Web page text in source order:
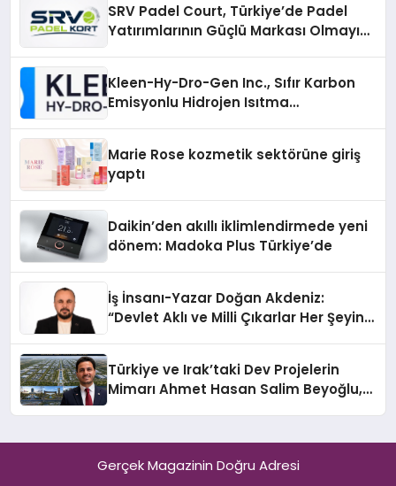
SRV Padel Court, Türkiye’de Padel
Yatırımlarının Güçlü Markası Olmayı
Kleen-Hy-Dro-Gen Inc., Sıfır Karbon
Emisyonlu Hidrojen Isıtma
Marie Rose kozmetik sektörüne giriş
yaptı
Daikin’den akıllı iklimlendirmede yeni
dönem: Madoka Plus Türkiye’de
İş İnsanı-Yazar Doğan Akdeniz:
“Devlet Aklı ve Milli Çıkarlar Her Şeyin
Türkiye ve Irak’taki Dev Projelerin
Mimarı Ahmet Hasan Salim Beyoğlu,
Hayata Geçirecek
Gerçek Magazinin Doğru Adresi